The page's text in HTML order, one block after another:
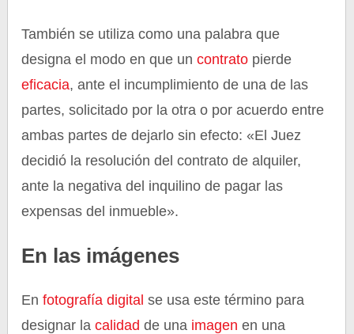
También se utiliza como una palabra que
designa el modo en que uncontrato pierde
eficacia, ante el incumplimiento de una de las
partes, solicitado por la otra o por acuerdo entre
ambas partes de dejarlo sin efecto: «El Juez
decidió la resolución del contrato de alquiler,
ante la negativa del inquilino de pagar las
expensas del inmueble».
En las imágenes
Enfotografía digital se usa este término para
designar lacalidad de una imagen en una